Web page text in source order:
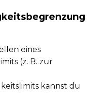
eines
(z. B. zur
kannst du